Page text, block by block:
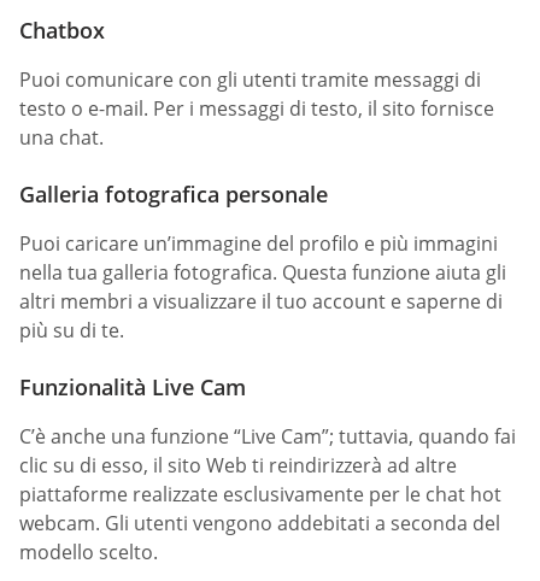
Chatbox
Puoi comunicare con gli utenti tramite messaggi di
testo o e-mail. Per i messaggi di testo, il sito fornisce
una chat.
Galleria fotografica personale
Puoi caricare un’immagine del profilo e più immagini
nella tua galleria fotografica. Questa funzione aiuta gli
altri membri a visualizzare il tuo account e saperne di
più su di te.
Funzionalità Live Cam
C’è anche una funzione “Live Cam”; tuttavia, quando fai
clic su di esso, il sito Web ti reindirizzerà ad altre
piattaforme realizzate esclusivamente per le chat hot
webcam. Gli utenti vengono addebitati a seconda del
modello scelto.